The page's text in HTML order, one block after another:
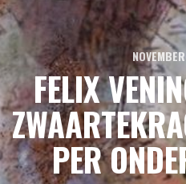
FELIX
PER